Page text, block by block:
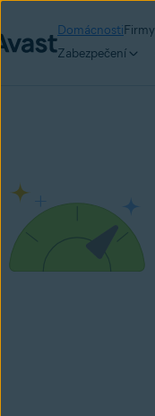
DomácnostiFirmy
Zabezpečení